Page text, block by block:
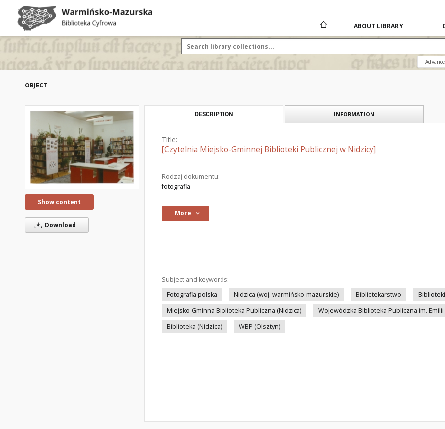
ABOUT LIBRARY
OBJECT
Show content
Download
DESCRIPTION INFORMATION
Title:
[Czytelnia Miejsko-Gminnej Biblioteki Publicznej w Nidzicy]
Rodzaj dokumentu:
fotografia
More
Subject and keywords:
Fotografia polska
Nidzica (woj. warmińsko-mazurskie) Bibliotekarstwo
Miejsko-Gminna Biblioteka Publiczna (Nidzica)
Wojewódzka Biblioteka Publiczna im.
Biblioteka (Nidzica)
WBP (Olsztyn)